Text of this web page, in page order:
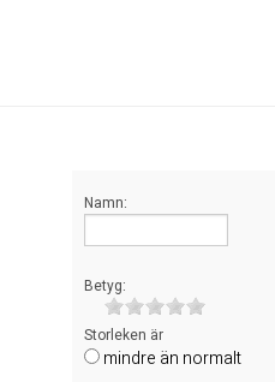
Namn:
Betyg:
Storleken är
mindre än normalt